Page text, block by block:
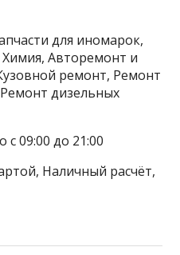
для иномарок,
Авторемонт и
ремонт, Ремонт
дизельных
09:00 до 21:00
Наличный расчёт,